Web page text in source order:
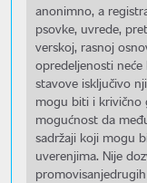
anonimno, a
psovke, uvrede,
verskoj, rasnoj
opredeljenosti
stavove isključivo
mogu biti i krivično
mogućnost da
sadržaji koji mogu
uverenjima. Nije